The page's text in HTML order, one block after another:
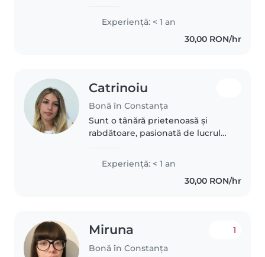
Nu am o experiență vastă im
baby sitting, dar mereu..
Experienţă: < 1 an
30,00 RON/hr
Catrinoiu
Bonă în Constanța
Sunt o tânără prietenoasă și
rabdătoare, pasionată de lucrul
română, engleză și italiană fără
probleme. Îmi place să citesc, să
Experienţă: < 1 an
30,00 RON/hr
Miruna
Bonă în Constanța
1